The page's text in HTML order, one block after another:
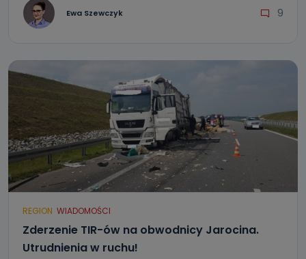
Ewa Szewczyk 9
REGION WIADOMOŚCI
Zderzenie TIR-ów na obwodnicy Jarocina.
Utrudnienia w ruchu!